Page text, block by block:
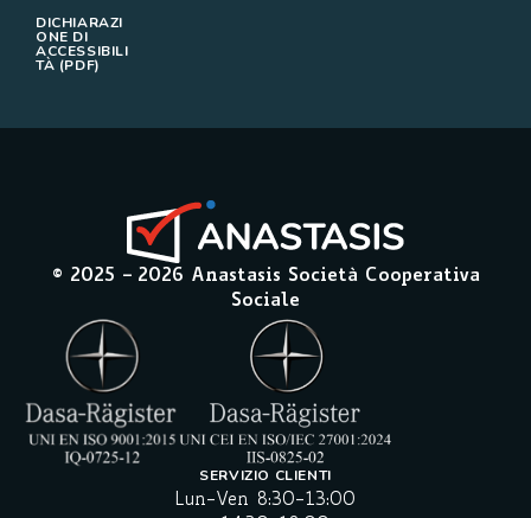
DICHIARAZI
ONE DI
ACCESSIBILI
TÀ (PDF)
© 2025 – 2026 Anastasis Società Cooperativa
Sociale
SERVIZIO CLIENTI
Lun-Ven 8:30-13:00